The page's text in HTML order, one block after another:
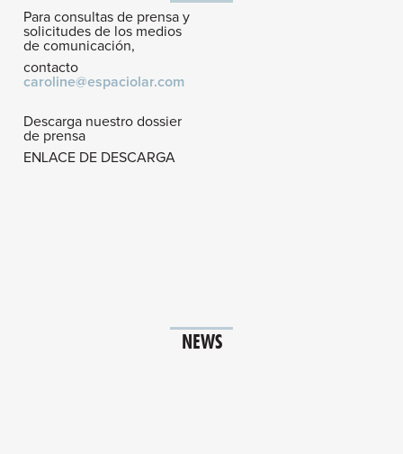
Para consultas de prensa y
solicitudes de los medios
de comunicación,
contacto
caroline@espaciolar.com
Descarga nuestro dossier
de prensa
ENLACE DE DESCARGA
NEWS